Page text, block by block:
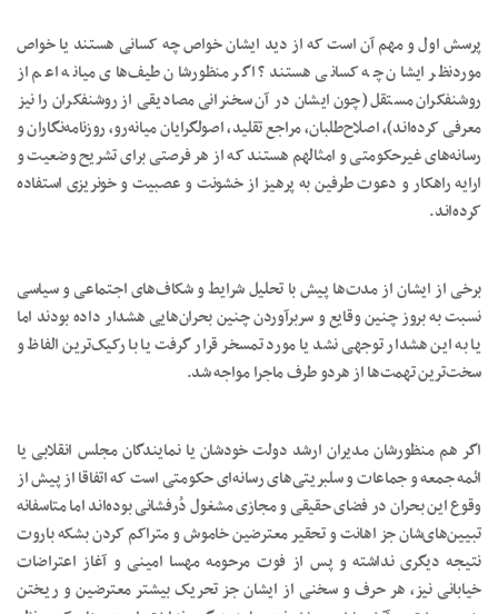
پرسش اول و مهم آن است که از دید ایشان خواص چه کسانی هستند یا خواص
موردنظر ایشان چه کسانی هستند؟ اگر منظورشان طیف‌های میانه اعم از
روشنفکران مستقل (چون ایشان در آن سخنرانی مصادیقی از روشنفکران را نیز
معرفی کرده‌اند)، اصلاح‌طلبان، مراجع تقلید، اصولگرایان میانه‌رو، روزنامه‌نگاران و
رسانه‌های غیرحکومتی و امثالهم هستند که از هر فرصتی برای تشریح وضعیت و
ارایه راهکار و دعوت طرفین به پرهیز از خشونت و عصبیت و خونریزی استفاده
کرده‌اند.
برخی از ایشان از مدت‌ها پیش با تحلیل شرایط و شکاف‌های اجتماعی و سیاسی
نسبت به بروز چنین وقایع و سربرآوردن چنین بحران‌هایی هشدار داده بودند اما
یا به این هشدار توجهی نشد یا مورد تمسخر قرار گرفت یا با رکیک‌ترین الفاظ و
سخت‌ترین تهمت‌ها از هردو طرف ماجرا مواجه شد.
اگر هم منظورشان مدیران ارشد دولت خودشان یا نمایندگان مجلس انقلابی یا
ائمه جمعه و جماعات و سلبریتی‌های رسانه‌ای حکومتی است که اتفاقا از پیش از
وقوع این بحران در فضای حقیقی و مجازی مشغول دُرفشانی بوده‌اند اما متاسفانه
تبیین‌های‌شان جز اهانت و تحقیر معترضین خاموش و متراکم کردن بشکه باروت
نتیجه دیگری نداشته و پس از فوت مرحومه مهسا امینی و آغاز اعتراضات
خیابانی نیز، هر حرف و سخنی از ایشان جز تحریک بیشتر معترضین و ریختن